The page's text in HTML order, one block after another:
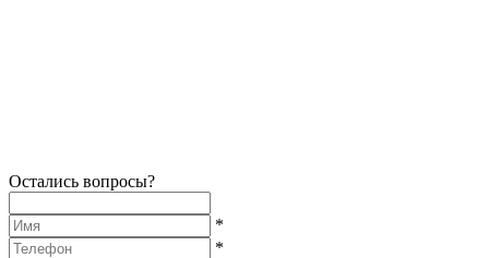
Остались вопросы?
*
*